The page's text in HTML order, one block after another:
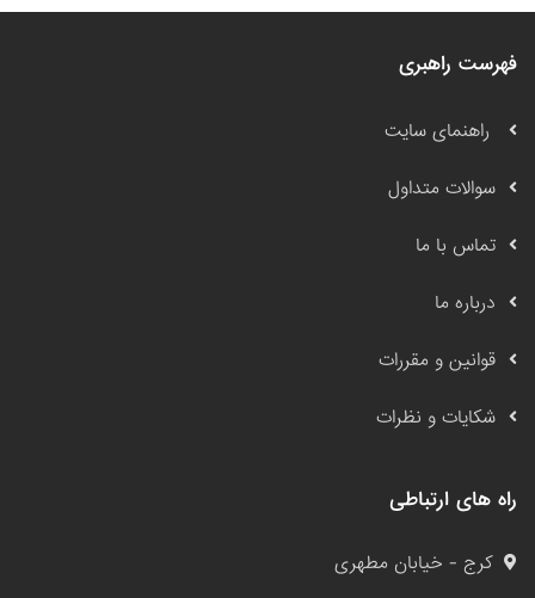
فهرست راهبری
راهنمای سایت
سوالات متداول
تماس با ما
درباره ما
قوانین و مقررات
شکایات و نظرات
راه های ارتباطی
کرج - خیابان مطهری